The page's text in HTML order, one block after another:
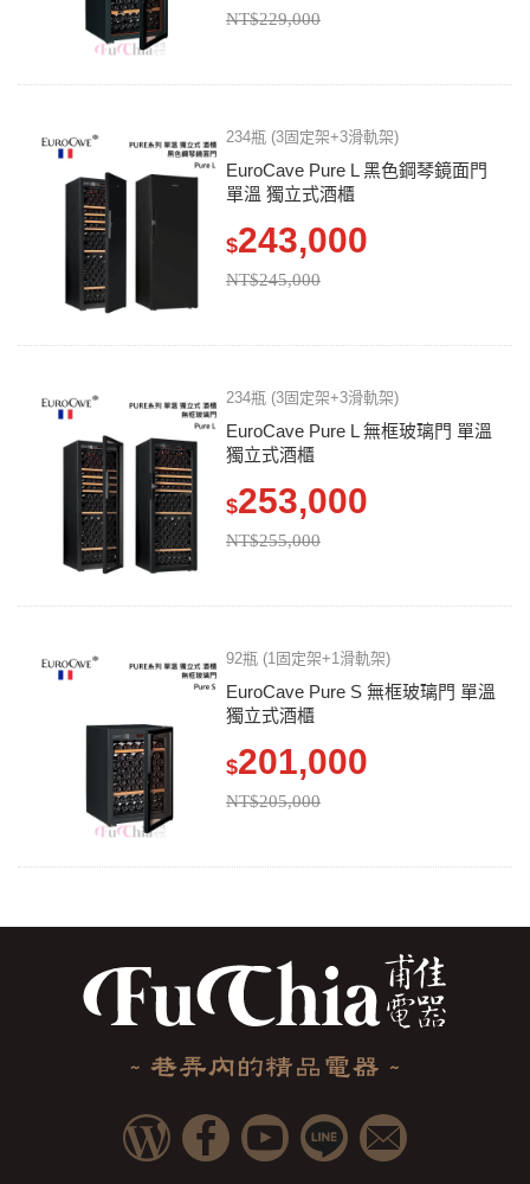
NT$229,000
234瓶 (3固定架+3滑軌架)
EuroCave Pure L 黑色鋼琴鏡面門
單溫 獨立式酒櫃
$243,000
NT$245,000
234瓶 (3固定架+3滑軌架)
EuroCave Pure L 無框玻璃門 單溫
獨立式酒櫃
$253,000
NT$255,000
92瓶 (1固定架+1滑軌架)
EuroCave Pure S 無框玻璃門 單溫
獨立式酒櫃
$201,000
NT$205,000